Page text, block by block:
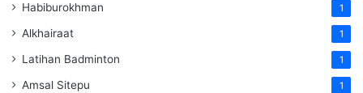
Habiburokhman 1
Alkhairaat 1
Latihan Badminton 1
Amsal Sitepu 1